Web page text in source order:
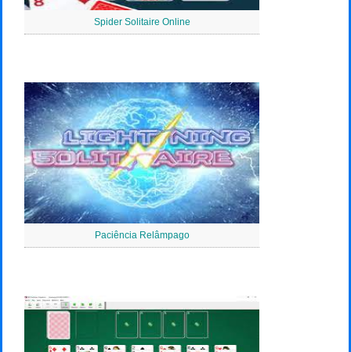
Spider Solitaire Online
Paciência Relâmpago